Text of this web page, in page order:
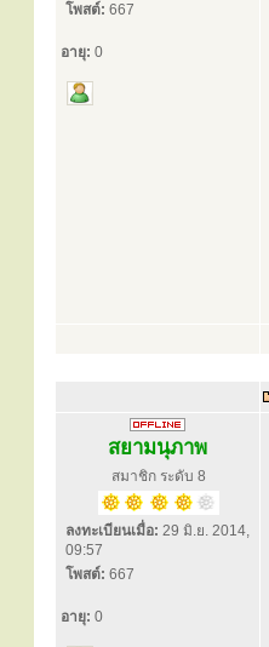
โพสต์: 667
อายุ: 0
สยามนุภาพ
สมาชิก ระดับ 8
ลงทะเบียนเมื่อ: 29 มิ.ย. 2014,
09:57
โพสต์: 667
อายุ: 0